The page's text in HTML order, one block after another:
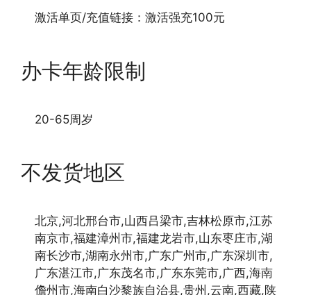
激活单页/充值链接：激活强充100元
办卡年龄限制
20-65周岁
不发货地区
北京,河北邢台市,山西吕梁市,吉林松原市,江苏
南京市,福建漳州市,福建龙岩市,山东枣庄市,湖
南长沙市,湖南永州市,广东广州市,广东深圳市,
广东湛江市,广东茂名市,广东东莞市,广西,海南
儋州市,海南白沙黎族自治县,贵州,云南,西藏,陕